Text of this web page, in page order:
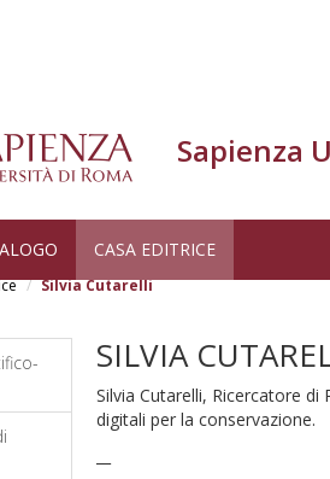
Sapienza
CASA EDITRICE
Silvia Cutarelli
SILVIA
Silvia Cutarelli, Ricercatore
digitali per la conservazione.